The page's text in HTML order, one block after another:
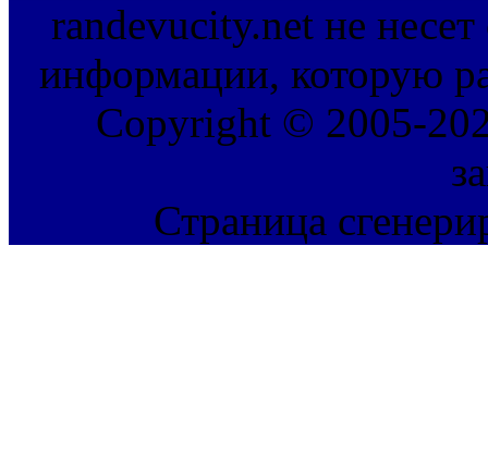
randevucity.net не несет
информации, которую
Copyright © 2005-
Страница